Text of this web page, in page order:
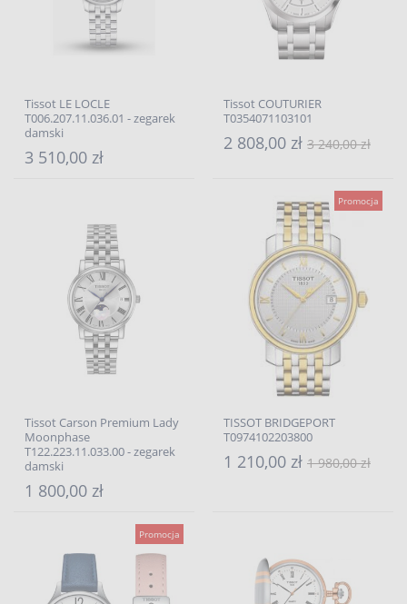
Tissot LE LOCLE
T006.207.11.036.01 - zegarek
damski
3 510,00 zł
Tissot COUTURIER
T0354071103101
2 808,00 zł 3 240,00 zł
Tissot Carson Premium Lady
Moonphase
T122.223.11.033.00 - zegarek
damski
1 800,00 zł
Promocja
TISSOT BRIDGEPORT
T0974102203800
1 210,00 zł 1 980,00 zł
Promocja